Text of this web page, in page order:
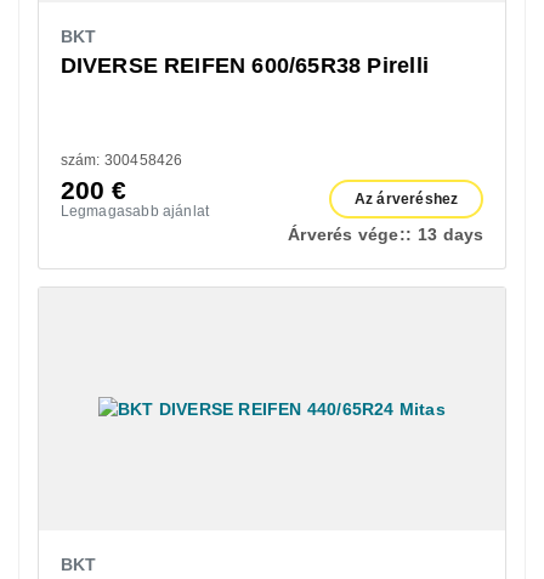
BKT
DIVERSE REIFEN 600/65R38 Pirelli
szám: 300458426
200€
Legmagasabb ajánlat
Az árveréshez
Árverés vége:: 13 days
BKT